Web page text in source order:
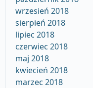
wrzesień 2018
sierpień 2018
lipiec 2018
czerwiec 2018
maj 2018
kwiecień 2018
marzec 2018